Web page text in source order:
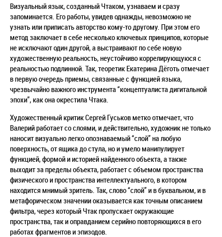
Визуальный язык, созданный Чтаком, узнаваем и сразу
запоминается. Его работы, увидев однажды, невозможно не
узнать или приписать авторство кому-то другому. При этом его
метод заключает в себе несколько ключевых принципов, которые
не исключают один другой, а выстраивают по себе новую
художественную реальность, неустойчиво коррелирующуюся с
реальностью подлинной. Так, теоретик Екатерина Дёготь отмечает
в первую очередь приемы, связанные с функцией языка,
чрезвычайно важного инструмента “концептуалиста дигитальной
эпохи”, как она окрестила Чтака.
Художественный критик Сергей Гуськов метко отмечает, что
Валерий работает со слоями, и действительно, художник не только
наносит визуально легко опознаваемый “слой” на любую
поверхность, от ящика до стула, но и умело манипулирует
функцией, формой и историей найденного объекта, а также
выходит за пределы объекта, работает с объемом пространства
физического и пространства интеллектуального, в котором
находится мнимый зритель. Так, слово “слой” и в буквальном, и в
метафорическом значении оказывается как точным описанием
фильтра, через который Чтак пропускает окружающие
пространства, так и оправданием серийно повторяющихся в его
работах фрагментов и эпизодов.